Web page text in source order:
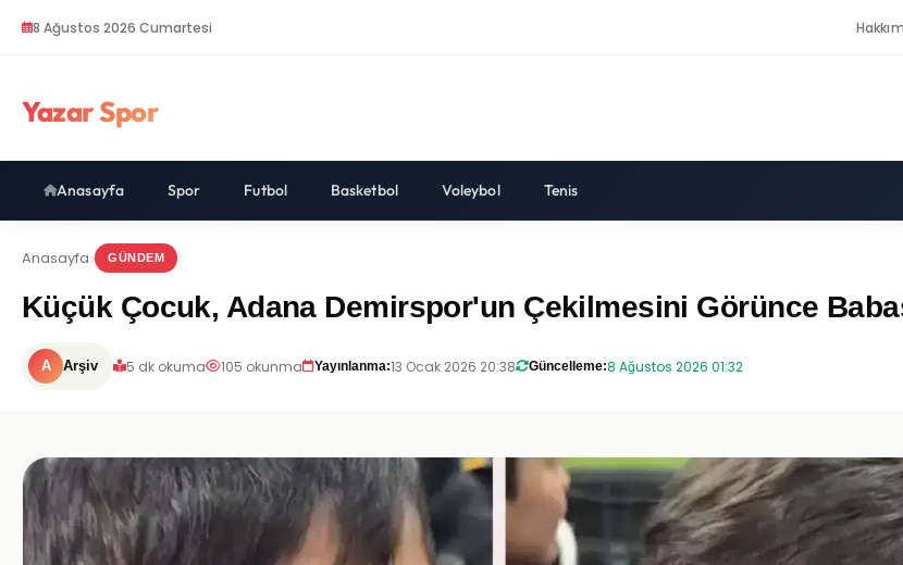
8 Ağustos 2026 Cumartesi
Yazar Spor
Anasayfa Spor Futbol Basketbol Voleybol Tenis
Anasayfa GÜNDEM
Küçük Çocuk, Adana Demirspor'un Çekilmesini Görünce
A Arşiv 5 dk okuma 105 okunma Yayınlanma:13 Ocak 2026 20:38 Güncelleme:8 Ağustos 2026 01:32